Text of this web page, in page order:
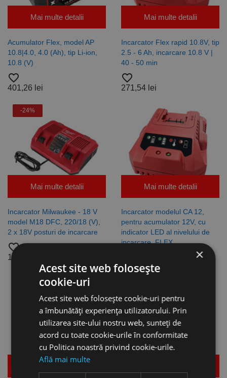
Mai multe detalii
Acumulator Flex, model AP
10.8|4.0, 4.0 (Ah), tip Li-ion,
10.8 (V)
favorite_border
401,26 lei
Mai multe detalii
Incarcator Flex rapid 10.8V, tip
2.5 - 6 Ah, incarcare 10.8 V |
40 - 50 min
favorite_border
271,54 lei
-24%
Mai multe detalii
Incarcator Milwaukee - 18 V
model M18 DFC, 220/18 (V),
2 x 18V posturi de incarcare
favorite_border
1.351,80 lei
Mai multe detalii
Incarcator modelul CA 12,
pentru acumulator 12V, cu
indicator LED al nivelului de
incarcare, FLEX
305,86 lei
×
Acest site web folosește
cookie-uri
Acest site web folosește cookie-uri pentru
a îmbunătăți experiența utilizatorului. Prin
utilizarea site-ului nostru web, sunteți de
acord cu toate cookie-urile în conformitate
cu Politica noastră privind cookie-urile.
Află mai multe